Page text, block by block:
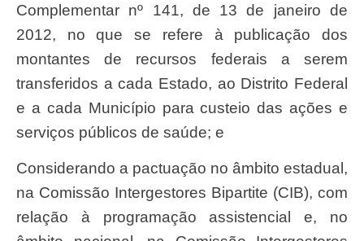
Complementar nº 141, de 13 de janeiro de
2012, no que se refere à publicação dos
montantes de recursos federais a serem
transferidos a cada Estado, ao Distrito Federal
e a cada Município para custeio das ações e
serviços públicos de saúde; e
Considerando a pactuação no âmbito estadual,
na Comissão Intergestores Bipartite (CIB), com
relação à programação assistencial e, no